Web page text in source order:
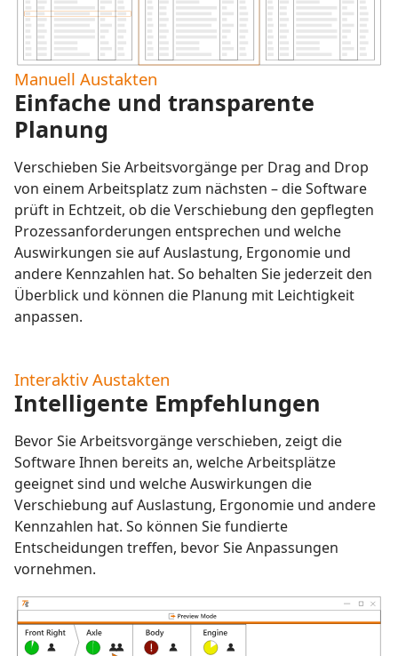
Manuell Austakten
Einfache und transparente
Planung
Verschieben Sie Arbeitsvorgänge per Drag and Drop
von einem Arbeitsplatz zum nächsten – die Software
prüft in Echtzeit, ob die Verschiebung den gepflegten
Prozessanforderungen entsprechen und welche
Auswirkungen sie auf Auslastung, Ergonomie und
andere Kennzahlen hat. So behalten Sie jederzeit den
Überblick und können die Planung mit Leichtigkeit
anpassen.
Interaktiv Austakten
Intelligente Empfehlungen
Bevor Sie Arbeitsvorgänge verschieben, zeigt die
Software Ihnen bereits an, welche Arbeitsplätze
geeignet sind und welche Auswirkungen die
Verschiebung auf Auslastung, Ergonomie und andere
Kennzahlen hat. So können Sie fundierte
Entscheidungen treffen, bevor Sie Anpassungen
vornehmen.